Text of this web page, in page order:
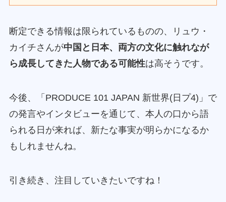
断定できる情報は限られているものの、リュウ・
カイチさんが中国と日本、両方の文化に触れなが
ら成長してきた人物である可能性は高そうです。
今後、「PRODUCE 101 JAPAN 新世界(日プ4)」で
の発言やインタビューを通じて、本人の口から語
られる日が来れば、新たな事実が明らかになるか
もしれませんね。
引き続き、注目していきたいですね！